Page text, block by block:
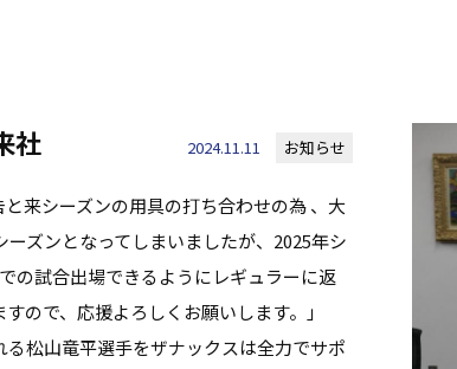
社 2024.11.11 お知らせ
来シーズンの用具の打ち合わせの為 、大
ズンとなってしまいましたが、2025年シ
の試合出場できるようにレギュラーに返
ので、応援よろしくお願いします。」
松山竜平選手をザナックスは全力でサポ